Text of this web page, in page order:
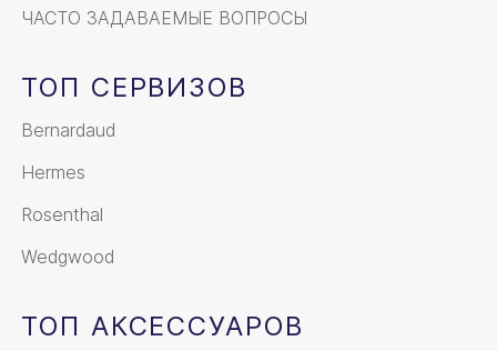
ЧАСТО ЗАДАВАЕМЫЕ ВОПРОСЫ
ТОП СЕРВИЗОВ
Bernardaud
Hermes
Rosenthal
Wedgwood
ТОП АКСЕССУАРОВ